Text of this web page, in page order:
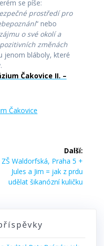
se píše:
prostředí pro
“ nebo
o své okolí a
změnách
jenom bláboly, které
Čakovice II. –
Čakovice
Další:
Další
příspěvek:
ZŠ Waldorfská, Praha 5 +
Jules a Jim = jak z prdu
udělat šikanózní kuličku